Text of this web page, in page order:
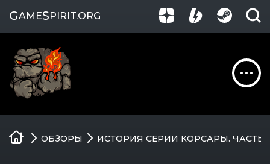
GAMESPIRIT.ORG
ОБЗОРЫ ИСТОРИЯ СЕРИИ КОРСАРЫ. ЧАСТЬ